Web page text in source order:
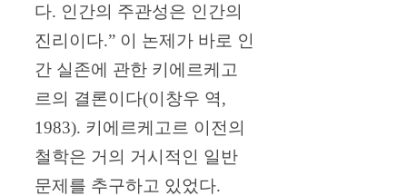
다. 인간의 주관성은 인간의
진리이다.” 이 논제가 바로 인
간 실존에 관한 키에르케고
르의 결론이다(이창우 역,
1983). 키에르케고르 이전의
철학은 거의 거시적인 일반
문제를 추구하고 있었다.